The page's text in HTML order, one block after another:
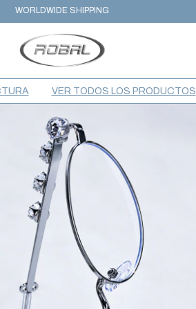
WORLDWIDE SHIPPING
VER TODOS LOS PRODUCTOS